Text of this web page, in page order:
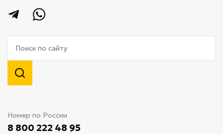
Номер по России
8 800 222 48 95